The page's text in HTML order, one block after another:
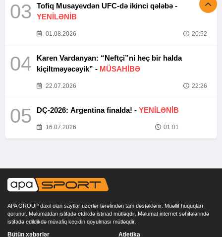
03
Tofiq Musayevdən UFC-də ikinci qələbə -
YENİLƏNİB
01.08.2026 20:52
04
Karen Vardanyan: “Neftçi”ni heç bir halda
kiçiltməyəcəyik” - MÜSAHİBƏ
22.07.2026 22:26
05 DÇ-2026: Argentina finalda! - YENİLƏNİB
16.07.2026 01:01
APA GROUP daxil olan saytlar uzerlər tərəfindən tam dəstəklənir. Müəllif hüquqları
qorunur. Məlumatdan istifadə etdikdə istinad mütləqdir. Məlumat internet səhifələrində
istifadə edildikdə müvafiq keçidin qoyulması mütləqdir.
Bütün xəbərlər Atletika